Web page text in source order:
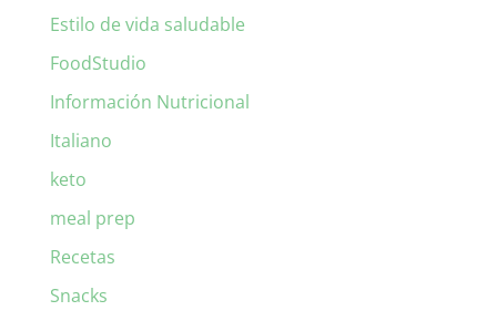
Estilo de vida saludable
FoodStudio
Información Nutricional
Italiano
keto
meal prep
Recetas
Snacks